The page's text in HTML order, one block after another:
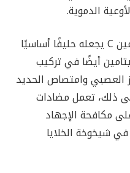
الدموية.
محتوى الليمون العالي من فيتامين C يجعله حليفًا أساسيًا
أيضًا في تركيب
العصبي وامتصاص الحديد
ذلك، تعمل مضادات
مكافحة الإجهاد
شيخوخة الخلايا